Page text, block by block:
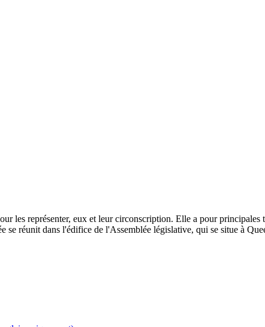
les représenter, eux et leur circonscription. Elle a pour principales
réunit dans l'édifice de l'Assemblée législative, qui se situe à